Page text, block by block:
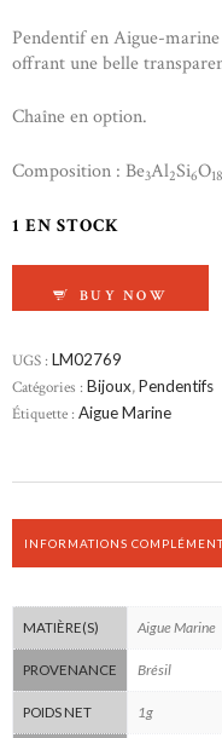
Pendentif en Aigue-
offrant une belle
Chaîne en option.
Composition : Be3Al2Si6O18
1 EN STOCK
BUY NOW
UGS : LM02769
Catégories : Bijoux,Pendentifs
Étiquette : Aigue Marine
INFORMATIONS
MATIÈRE(S) Aigue Marine
PROVENANCE Brésil
POIDS NET 1g